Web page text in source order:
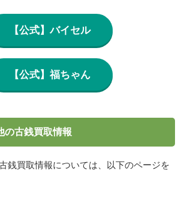
【公式】バイセル
【公式】福ちゃん
の古銭買取情報
銭買取情報については、以下のページを